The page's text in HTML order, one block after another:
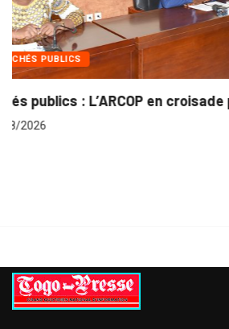
Gestion concertée et